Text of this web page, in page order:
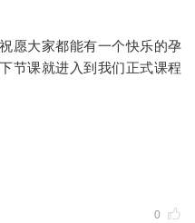
愿大家都能有一个快乐的孕
节课就进入到我们正式课程
0